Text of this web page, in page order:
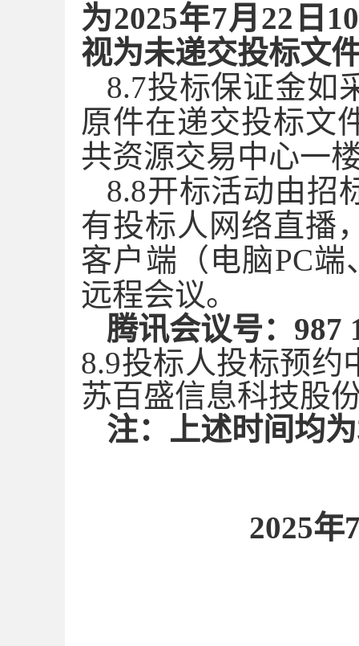
为2025年7月 22日 10
视为未递交投标文
8.7投标保证金如
原件在递交投标文
共资源交易中心一
8.8开标活动由招
有投标人网络直播
客户端（电脑PC
远程会议。
腾讯会议号： 987
8.9投标人投标预约
苏百盛信息科技股
注：上述时间均
2025年